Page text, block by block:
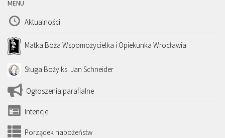
MENU
Aktualności
Matka Boża Wspomożycielka i Opiekunka Wrocławia
Sługa Boży ks. Jan Schneider
Ogłoszenia parafialne
Intencje
Porządek nabożeństw